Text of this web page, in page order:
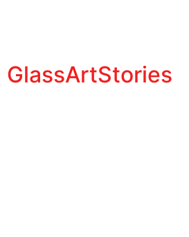
GlassArtStories